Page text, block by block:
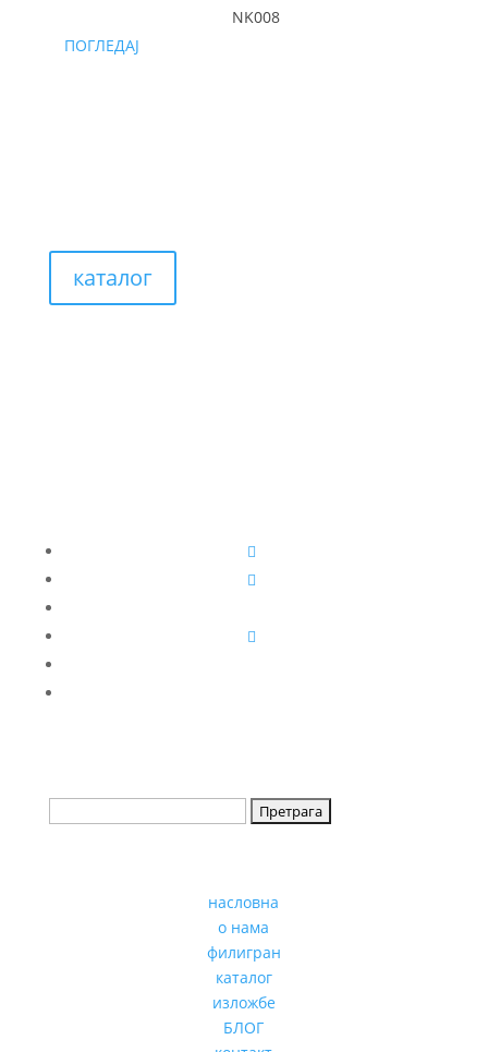
NK008
ПОГЛЕДАЈ
каталог
насловна
о нама
филигран
каталог
изложбе
БЛОГ